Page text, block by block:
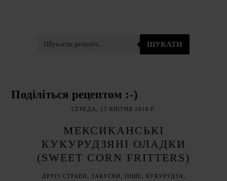
ШУКАТИ
Поділіться рецептом :-)
СЕРЕДА, 13 КВІТНЯ 2016 Р.
МЕКСИКАНСЬКІ
КУКУРУДЗЯНІ ОЛАДКИ
(SWEET CORN FRITTERS)
ДРУГІ СТРАВИ ЗАКУСКИ ІНШЕ КУКУРУДЗА